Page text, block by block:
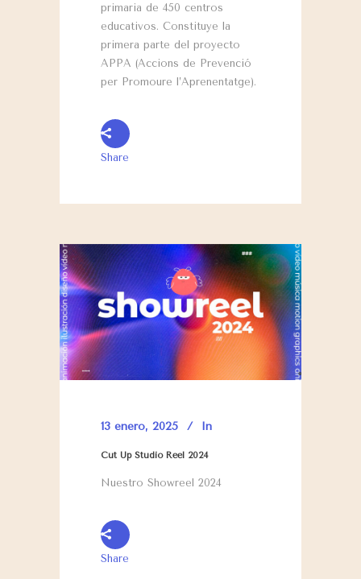
primaria de 450 centros
educativos. Constituye la
primera parte del proyecto
APPA (Accions de Prevenció
per Promoure l’Aprenentatge).
Share
13 enero, 2025 In
Cut Up Studio Reel 2024
Nuestro Showreel 2024
Share